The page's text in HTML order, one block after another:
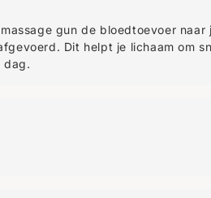
gun de bloedtoevoer naar
Dit helpt je lichaam om
dag.